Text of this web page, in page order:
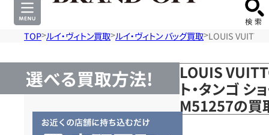
TOP ルイ・ヴィトン買取 ルイ・ヴィトン バッグ買取 LOUIS
選べる買取方法!
LOUIS
ト・タンゴ シ
M51257の買